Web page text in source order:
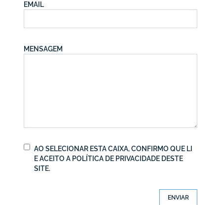
EMAIL
MENSAGEM
AO SELECIONAR ESTA CAIXA, CONFIRMO QUE LI
E ACEITO A POLÍTICA DE PRIVACIDADE DESTE
SITE.
ENVIAR